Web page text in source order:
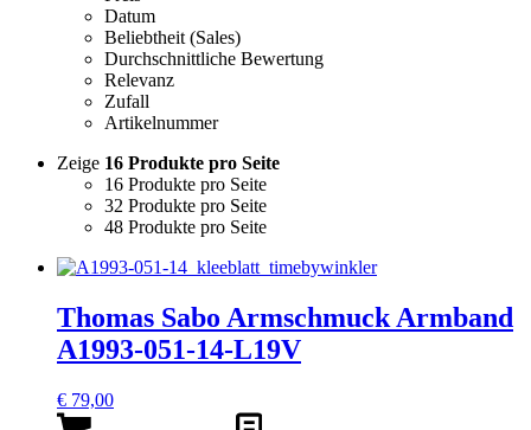
Datum
Beliebtheit (Sales)
Durchschnittliche Bewertung
Relevanz
Zufall
Artikelnummer
Zeige 16 Produkte pro Seite
16 Produkte pro Seite
32 Produkte pro Seite
48 Produkte pro Seite
Thomas Sabo Armschmuck Armband
A1993-051-14-L19V
€ 79,00